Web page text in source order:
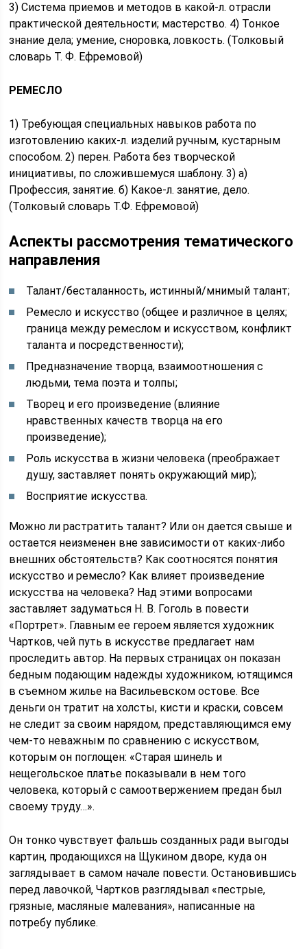
3) Система приемов и методов в какой-л. отрасли
практической деятельности; мастерство. 4) Тонкое
знание дела; умение, сноровка, ловкость. (Толковый
словарь Т. Ф. Ефремовой)
РЕМЕСЛО
1) Требующая специальных навыков работа по
изготовлению каких-л. изделий ручным, кустарным
способом. 2) перен. Работа без творческой
инициативы, по сложившемуся шаблону. 3) а)
Профессия, занятие. б) Какое-л. занятие, дело.
(Толковый словарь Т.Ф. Ефремовой)
Аспекты рассмотрения тематического
направления
Талант/бесталанность, истинный/мнимый талант;
Ремесло и искусство (общее и различное в целях;
граница между ремеслом и искусством, конфликт
таланта и посредственности);
Предназначение творца, взаимоотношения с
людьми, тема поэта и толпы;
Творец и его произведение (влияние
нравственных качеств творца на его
произведение);
Роль искусства в жизни человека (преображает
душу, заставляет понять окружающий мир);
Восприятие искусства.
Можно ли растратить талант? Или он дается свыше и
остается неизменен вне зависимости от каких-либо
внешних обстоятельств? Как соотносятся понятия
искусство и ремесло? Как влияет произведение
искусства на человека? Над этими вопросами
заставляет задуматься Н. В. Гоголь в повести
«Портрет». Главным ее героем является художник
Чартков, чей путь в искусстве предлагает нам
проследить автор. На первых страницах он показан
бедным подающим надежды художником, ютящимся
в съемном жилье на Васильевском остове. Все
деньги он тратит на холсты, кисти и краски, совсем
не следит за своим нарядом, представляющимся ему
чем-то неважным по сравнению с искусством,
которым он поглощен: «Старая шинель и
нещегольское платье показывали в нем того
человека, который с самоотвержением предан был
своему труду…».
Он тонко чувствует фальшь созданных ради выгоды
картин, продающихся на Щукином дворе, куда он
заглядывает в самом начале повести. Остановившись
перед лавочкой, Чартков разглядывал «пестрые,
грязные, масляные малевания», написанные на
потребу публике.